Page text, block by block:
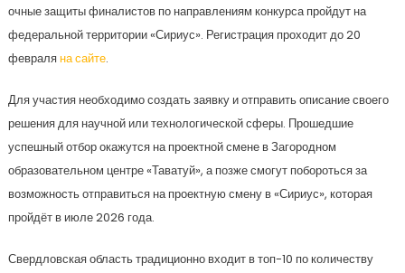
очные защиты финалистов по направлениям конкурса пройдут на
федеральной территории «Сириус». Регистрация проходит до 20
февраляна сайте.
Для участия необходимо создать заявку и отправить описание своего
решения для научной или технологической сферы. Прошедшие
успешный отбор окажутся на проектной смене в Загородном
образовательном центре «Таватуй», а позже смогут побороться за
возможность отправиться на проектную смену в «Сириус», которая
пройдёт в июле 2026 года.
Свердловская область традиционно входит в топ-10 по количеству